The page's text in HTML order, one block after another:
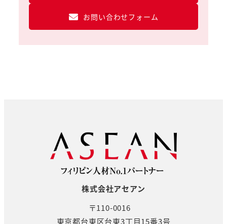
お問い合わせフォーム
株式会社アセアン
〒110-0016
東京都台東区台東3丁目15番3号